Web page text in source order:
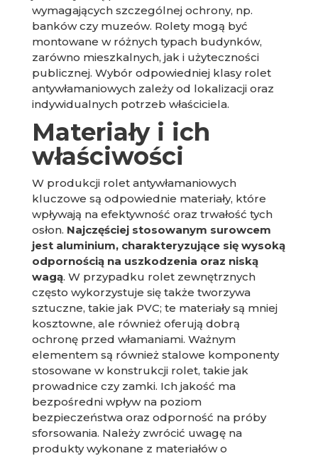
wymagających szczególnej ochrony, np.
banków czy muzeów. Rolety mogą być
montowane w różnych typach budynków,
zarówno mieszkalnych, jak i użyteczności
publicznej. Wybór odpowiedniej klasy rolet
antywłamaniowych zależy od lokalizacji oraz
indywidualnych potrzeb właściciela.
Materiały i ich
właściwości
W produkcji rolet antywłamaniowych
kluczowe są odpowiednie materiały, które
wpływają na efektywność oraz trwałość tych
osłon. Najczęściej stosowanym surowcem
jest aluminium, charakteryzujące się wysoką
odpornością na uszkodzenia oraz niską
wagą. W przypadku rolet zewnętrznych
często wykorzystuje się także tworzywa
sztuczne, takie jak PVC; te materiały są mniej
kosztowne, ale również oferują dobrą
ochronę przed włamaniami. Ważnym
elementem są również stalowe komponenty
stosowane w konstrukcji rolet, takie jak
prowadnice czy zamki. Ich jakość ma
bezpośredni wpływ na poziom
bezpieczeństwa oraz odporność na próby
sforsowania. Należy zwrócić uwagę na
produkty wykonane z materiałów o